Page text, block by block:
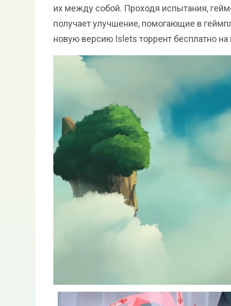
их между собой. Проходя испытания,
получает улучшение, помогающие в
новую версию Islets торрент бесплатно на